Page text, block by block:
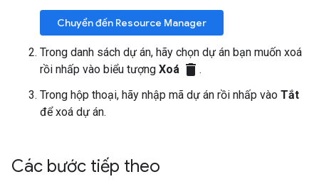
Chuyển đến Resource Manager
Trong danh sách dự án, hãy chọn dự án bạn muốn xoá
rồi nhấp vào biểu tượng Xoá delete .
Trong hộp thoại, hãy nhập mã dự án rồi nhấp vào Tắt
để xoá dự án.
Các bước tiếp theo